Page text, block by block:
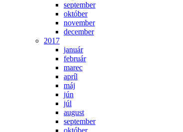
september
október
november
december
2017
január
február
marec
apríl
máj
jún
júl
august
september
október